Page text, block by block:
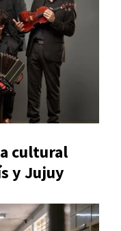
cultural
y Jujuy